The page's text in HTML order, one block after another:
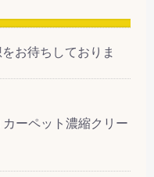
お待ちしておりま
ーペット濃縮クリー